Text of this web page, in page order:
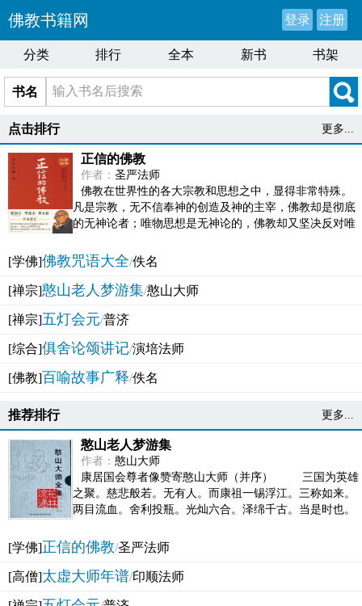
佛教书籍网 登录 注册
分类 排行 全本 新书 书架
书名
点击排行 更多...
正信的佛教
作者： 圣严法师
佛教在世界性的各大宗教和思想之中，显得非常特殊。
凡是宗教，无不信奉神的创造及神的主宰，佛教却是彻底
的无神论者；唯物思想是无神论的，佛教却又坚决反对唯
[学佛]佛教咒语大全/佚名
[禅宗]憨山老人梦游集/憨山大师
[禅宗]五灯会元/普济
[综合]俱舍论颂讲记/演培法师
[佛教]百喻故事广释/佚名
推荐排行 更多...
憨山老人梦游集
作者： 憨山大师
康居国会尊者像赞寄憨山大师（并序） 三国为英雄
之聚。慈悲般若。无有人。而康祖一锡浮江。三称如来。
两目流血。舍利投瓶。光灿六合。泽绵千古。当是时也。
[学佛]正信的佛教/圣严法师
[高僧]太虚大师年谱/印顺法师